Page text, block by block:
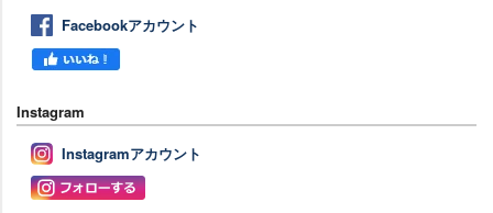
Facebookアカウント
Instagram
Instagramアカウント